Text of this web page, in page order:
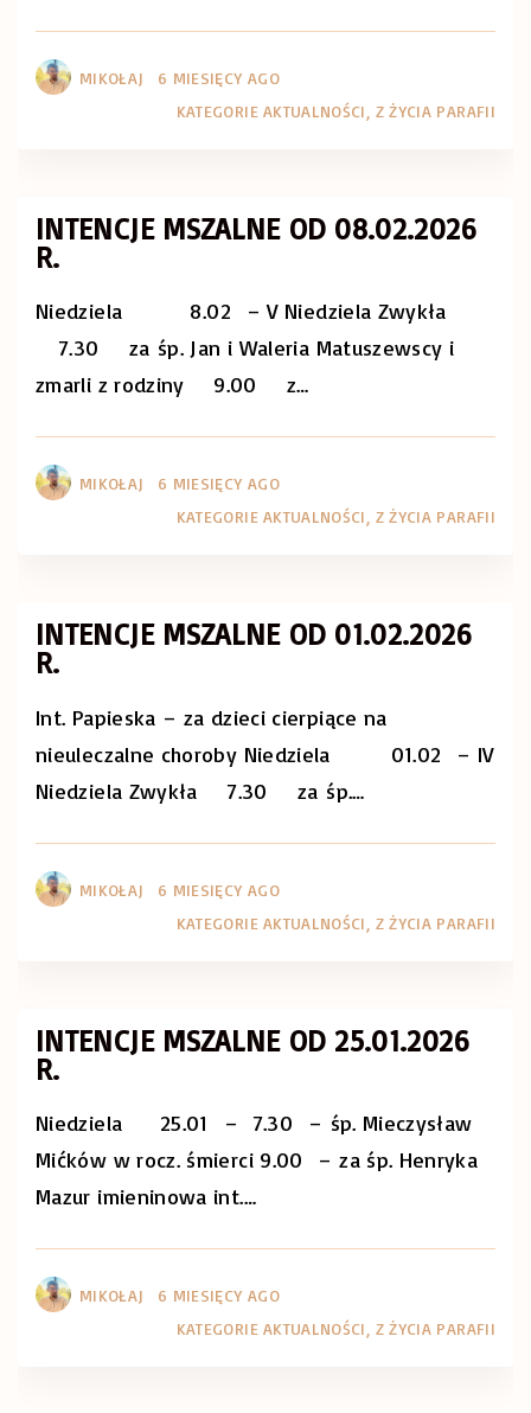
MIKOŁAJ
6 MIESIĘCY AGO
KATEGORIE AKTUALNOŚCI Z ŻYCIA PARAFII
INTENCJE MSZALNE OD 08.02.2026
R.
Niedziela 8.02 – V Niedziela Zwykła
7.30 za śp. Jan i Waleria Matuszewscy i
zmarli z rodziny 9.00 z…
MIKOŁAJ
6 MIESIĘCY AGO
KATEGORIE AKTUALNOŚCI Z ŻYCIA PARAFII
INTENCJE MSZALNE OD 01.02.2026
R.
Int. Papieska – za dzieci cierpiące na
nieuleczalne choroby Niedziela 01.02 – IV
Niedziela Zwykła 7.30 za śp.…
MIKOŁAJ
6 MIESIĘCY AGO
KATEGORIE AKTUALNOŚCI Z ŻYCIA PARAFII
INTENCJE MSZALNE OD 25.01.2026
R.
Niedziela 25.01 – 7.30 – śp. Mieczysław
Mićków w rocz. śmierci 9.00 – za śp. Henryka
Mazur imieninowa int.…
MIKOŁAJ
6 MIESIĘCY AGO
KATEGORIE AKTUALNOŚCI Z ŻYCIA PARAFII